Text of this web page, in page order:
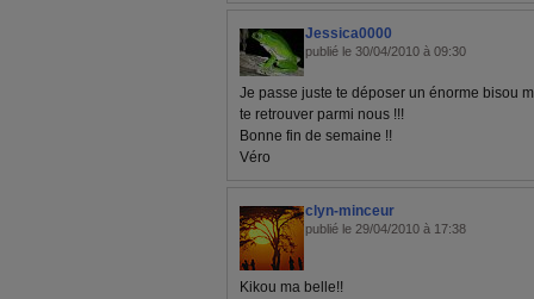
Jessica0000
publié le 30/04/2010 à 09:30
Je passe juste te déposer un énorme bisou
te retrouver parmi nous !!!
Bonne fin de semaine !!
Véro
clyn-minceur
publié le 29/04/2010 à 17:38
Kikou ma belle!!